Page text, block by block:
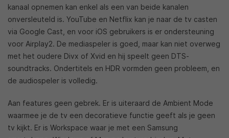
kanaal opnemen kan enkel als een van beide kanalen
onversleuteld is. YouTube en Netflix kan je naar de tv casten
via Google Cast, en voor iOS gebruikers is er ondersteuning
voor Airplay2. De mediaspeler is goed, maar kan niet overweg
met het oudere Divx of Xvid en hij speelt geen DTS-
soundtracks. Ondertitels en HDR vormden geen probleem, en
de audiospeler is volledig.
Aan features geen gebrek. Er is uiteraard de Ambient Mode
waarmee je de tv een decoratieve functie geeft als je geen
tv kijkt. Er is Workspace waar je met een Samsung